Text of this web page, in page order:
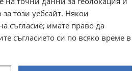
Запад
€
лв
този уебсайт. Някои
съгласие; имате право да
съгласието си по всяко време в